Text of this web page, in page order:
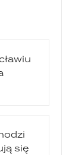
się